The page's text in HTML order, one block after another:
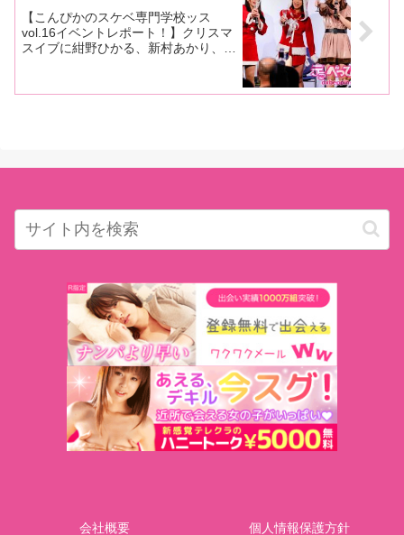
【こんぴかのスケベ専門学校ッス
vol.16イベントレポート！】クリスマ
スイブに紺野ひかる、新村あかり、岬
盛り上がり！
会社概要 個人情報保護方針